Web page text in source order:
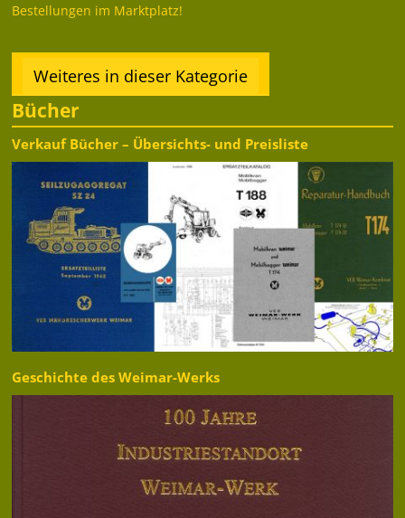
Bestellungen im Marktplatz!
Weiteres in dieser Kategorie
Bücher
Verkauf Bücher – Übersichts- und Preisliste
Geschichte des Weimar-Werks